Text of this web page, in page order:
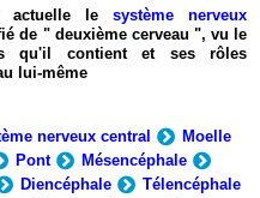
actuelle le système nerveux
de " deuxième cerveau ", vu le
qu'il contient et ses rôles
lui-même
nerveux central
Moelle
Pont
Mésencéphale
Diencéphale
Télencéphale